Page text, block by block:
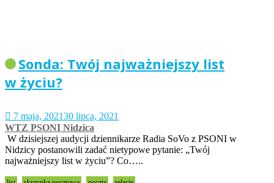
Sonda: Twój najważniejszy list
w życiu?
7 maja, 202130 lipca, 2021
WTZ PSONI Nidzica
W dzisiejszej audycji dziennikarze Radia SoVo z PSONI w
Nidzicy postanowili zadać nietypowe pytanie: „Twój
najważniejszy list w życiu”? Co…..